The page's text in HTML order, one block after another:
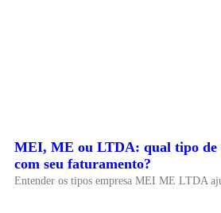
MEI, ME ou LTDA: qual tipo de
com seu faturamento?
Entender os tipos empresa MEI ME LTDA